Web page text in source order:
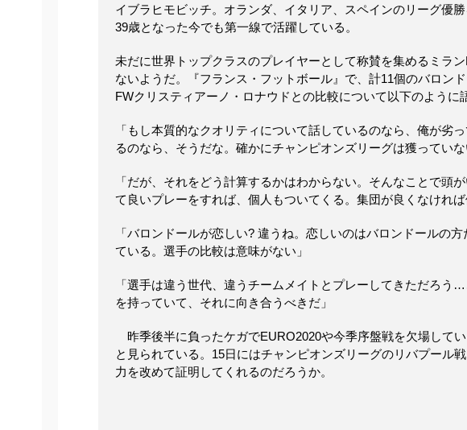
イブラヒモビッチ。オランダ、イタリア、スペインのリーグ優
39歳となった今でも第一線で活躍している。
未だに世界トップクラスのプレイヤーとして称賛を集めるミラ
ないようだ。『フランス・フットボール』で、計11個のバロン
FWクリスティアーノ・ロナウドとの比較について以下のように
「もし本質的なクオリティについて話しているのなら、俺が劣
るのなら、そうだな。確かにチャンピオンズリーグは獲っていな
「だが、それをどう計算するかはわからない。そんなことで頭
て良いプレーをすれば、個人もついてくる。集団が良くなければ
「バロンドールが恋しい? 違うね。恋しいのはバロンドールの
ている。選手の比較は意味がない」
「選手は違う世代、違うチームメイトとプレーしてきただろ
を持っていて、それに向き合うべきだ」
昨季後半に負ったケガでEURO2020や今季序盤戦を欠場して
と見られている。15日にはチャンピオンズリーグのリバプール
力を改めて証明してくれるのだろうか。